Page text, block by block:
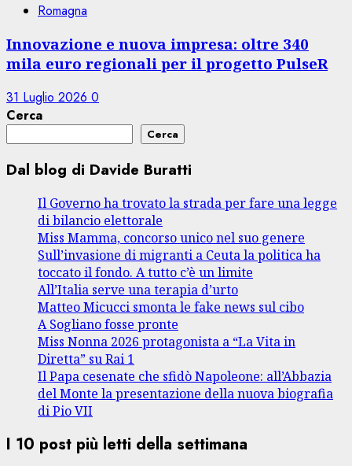
Romagna
Innovazione e nuova impresa: oltre 340
mila euro regionali per il progetto PulseR
31 Luglio 2026 0
Cerca
Cerca
Dal blog di Davide Buratti
Il Governo ha trovato la strada per fare una legge
di bilancio elettorale
Miss Mamma, concorso unico nel suo genere
Sull’invasione di migranti a Ceuta la politica ha
toccato il fondo. A tutto c’è un limite
All’Italia serve una terapia d’urto
Matteo Micucci smonta le fake news sul cibo
A Sogliano fosse pronte
Miss Nonna 2026 protagonista a “La Vita in
Diretta” su Rai 1
Il Papa cesenate che sfidò Napoleone: all’Abbazia
del Monte la presentazione della nuova biografia
di Pio VII
I 10 post più letti della settimana